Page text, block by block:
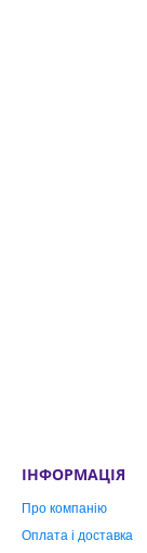
ІНФОРМАЦІЯ
Про компанію
Оплата і доставка